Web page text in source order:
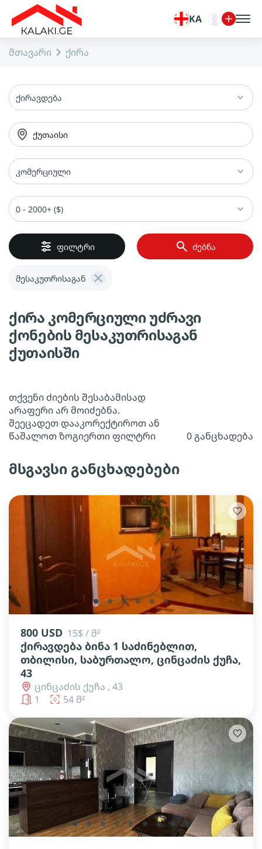
KA
მთავარი ქირა
ქირავდება
ქუთაისი
კომერციული
0 - 2000+ ($)
ფილტრი ძებნა
მესაკუთრისაგან
ქირა კომერციული უძრავი
ქონების მესაკუთრისაგან
ქუთაისში
თქვენი ძიების შესაბამისად
არაფერი არ მოიძებნა.
შეეცადეთ დააკორექტიროთ ან
წაშალოთ ზოგიერთი ფილტრი
0 განცხადება
მსგავსი განცხადებები
lens lens lens lens lens lens
800 USD 15$ / მ²
ქირავდება ბინა 1 საძინებლით,
თბილისი, საბურთალო, ცინცაძის ქუჩა,
43
ცინცაძის ქუჩა , 43
1
54 მ²
lens lens lens lens lens lens lens lens